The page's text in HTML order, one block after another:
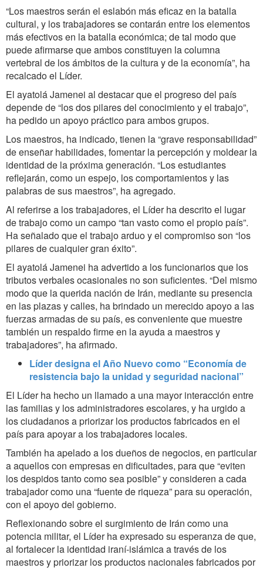
“Los maestros serán el eslabón más eficaz en la batalla
cultural, y los trabajadores se contarán entre los elementos
más efectivos en la batalla económica; de tal modo que
puede afirmarse que ambos constituyen la columna
vertebral de los ámbitos de la cultura y de la economía”, ha
recalcado el Líder.
El ayatolá Jamenei al destacar que el progreso del país
depende de “los dos pilares del conocimiento y el trabajo”,
ha pedido un apoyo práctico para ambos grupos.
Los maestros, ha indicado, tienen la “grave responsabilidad”
de enseñar habilidades, fomentar la percepción y moldear la
identidad de la próxima generación. “Los estudiantes
reflejarán, como un espejo, los comportamientos y las
palabras de sus maestros”, ha agregado.
Al referirse a los trabajadores, el Líder ha descrito el lugar
de trabajo como un campo “tan vasto como el propio país”.
Ha señalado que el trabajo arduo y el compromiso son “los
pilares de cualquier gran éxito”.
El ayatolá Jamenei ha advertido a los funcionarios que los
tributos verbales ocasionales no son suficientes. “Del mismo
modo que la querida nación de Irán, mediante su presencia
en las plazas y calles, ha brindado un merecido apoyo a las
fuerzas armadas de su país, es conveniente que muestre
también un respaldo firme en la ayuda a maestros y
trabajadores”, ha afirmado.
Líder designa el Año Nuevo como “Economía de
resistencia bajo la unidad y seguridad nacional”
El Líder ha hecho un llamado a una mayor interacción entre
las familias y los administradores escolares, y ha urgido a
los ciudadanos a priorizar los productos fabricados en el
país para apoyar a los trabajadores locales.
También ha apelado a los dueños de negocios, en particular
a aquellos con empresas en dificultades, para que “eviten
los despidos tanto como sea posible” y consideren a cada
trabajador como una “fuente de riqueza” para su operación,
con el apoyo del gobierno.
Reflexionando sobre el surgimiento de Irán como una
potencia militar, el Líder ha expresado su esperanza de que,
al fortalecer la identidad iraní-islámica a través de los
maestros y priorizar los productos nacionales fabricados por